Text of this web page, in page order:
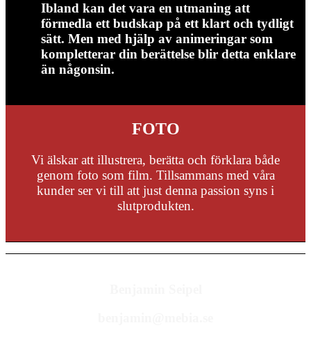
Ibland kan det vara en utmaning att
förmedla ett budskap på ett klart och tydligt
sätt. Men med hjälp av animeringar som
kompletterar din berättelse blir detta enklare
än någonsin.
FOTO
Vi älskar att illustrera, berätta och förklara både
genom foto som film. Tillsammans med våra
kunder ser vi till att just denna passion syns i
slutprodukten.